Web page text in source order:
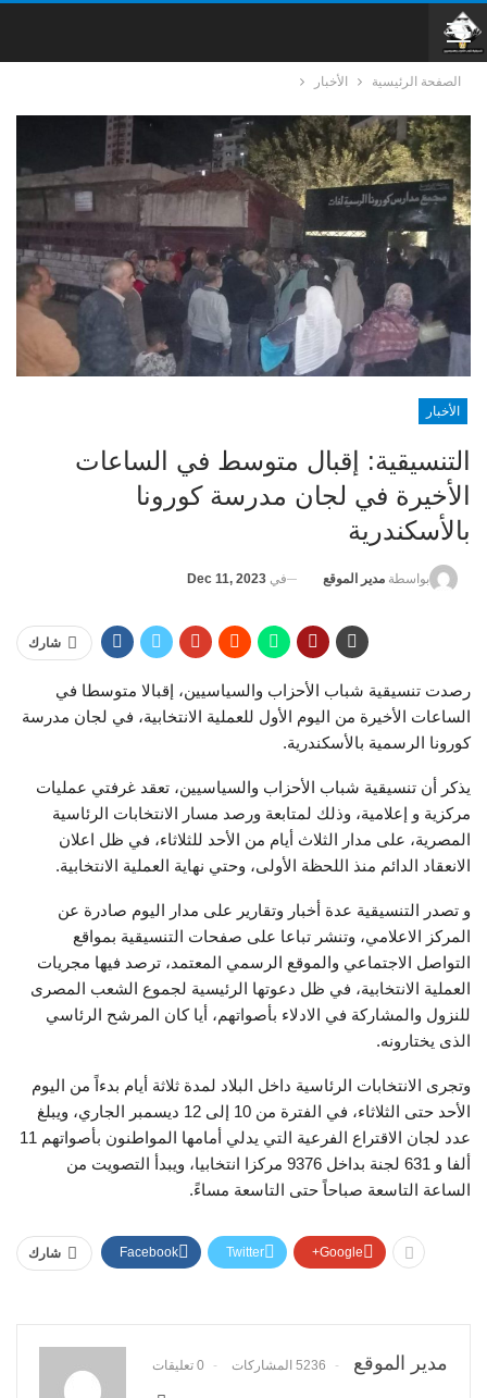
الصفحة الرئيسية الأخبار
الأخبار
التنسيقية: إقبال متوسط في الساعات
الأخيرة في لجان مدرسة كورونا
بالأسكندرية
بواسطة مدير الموقع في Dec 11, 2023
شارك
رصدت تنسيقية شباب الأحزاب والسياسيين، إقبالا متوسطا في
الساعات الأخيرة من اليوم الأول للعملية الانتخابية، في لجان مدرسة
كورونا الرسمية بالأسكندرية.
يذكر أن تنسيقية شباب الأحزاب والسياسيين، تعقد غرفتي عمليات
مركزية و إعلامية، وذلك لمتابعة ورصد مسار الانتخابات الرئاسية
المصرية، على مدار الثلاث أيام من الأحد للثلاثاء، في ظل اعلان
الانعقاد الدائم منذ اللحظة الأولى، وحتي نهاية العملية الانتخابية.
و تصدر التنسيقية عدة أخبار وتقارير على مدار اليوم صادرة عن
المركز الاعلامي، وتنشر تباعا على صفحات التنسيقية بمواقع
التواصل الاجتماعي والموقع الرسمي المعتمد، ترصد فيها مجريات
العملية الانتخابية، في ظل دعوتها الرئيسية لجموع الشعب المصرى
للنزول والمشاركة في الادلاء بأصواتهم، أيا كان المرشح الرئاسي
الذى يختارونه.
وتجرى الانتخابات الرئاسية داخل البلاد لمدة ثلاثة أيام بدءاً من اليوم
الأحد حتى الثلاثاء، في الفترة من 10 إلى 12 ديسمبر الجاري، ويبلغ
عدد لجان الاقتراع الفرعية التي يدلي أمامها المواطنون بأصواتهم 11
ألفا و 631 لجنة بداخل 9376 مركزا انتخابيا، ويبدأ التصويت من
الساعة التاسعة صباحاً حتى التاسعة مساءً.
شارك Facebook Twitter Google+
مدير الموقع 5236 المشاركات 0 تعليقات